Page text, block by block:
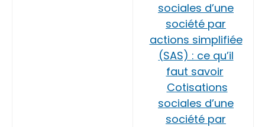
sociales d’une
société par
actions simplifiée
(SAS) : ce qu’il
faut savoir
Cotisations
sociales d’une
société par